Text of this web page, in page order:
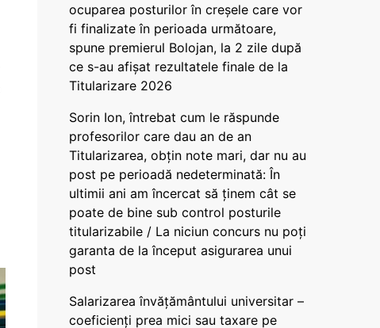
ocuparea posturilor în creșele care vor
fi finalizate în perioada următoare,
spune premierul Bolojan, la 2 zile după
ce s-au afișat rezultatele finale de la
Titularizare 2026
Sorin Ion, întrebat cum le răspunde
profesorilor care dau an de an
Titularizarea, obțin note mari, dar nu au
post pe perioadă nedeterminată: În
ultimii ani am încercat să ținem cât se
poate de bine sub control posturile
titularizabile / La niciun concurs nu poți
garanta de la început asigurarea unui
post
Salarizarea învățământului universitar –
coeficienți prea mici sau taxare pe